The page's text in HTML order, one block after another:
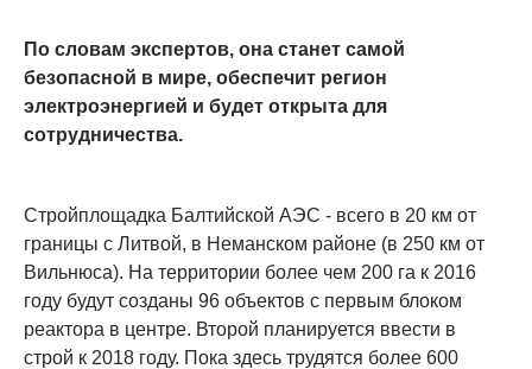
По словам экспертов, она станет самой
безопасной в мире, обеспечит регион
электроэнергией и будет открыта для
сотрудничества.
Стройплощадка Балтийской АЭС - всего в 20 км от
границы с Литвой, в Неманском районе (в 250 км от
Вильнюса). На территории более чем 200 га к 2016
году будут созданы 96 объектов с первым блоком
реактора в центре. Второй планируется ввести в
строй к 2018 году. Пока здесь трудятся более 600